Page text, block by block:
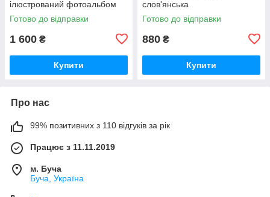
ілюстрований фотоальбом
Готово до відправки
1 600 ₴
Купити
слов'янська
Готово до відправки
880 ₴
Купити
Про нас
99% позитивних з 110 відгуків за рік
Працює з 11.11.2019
м. Буча
Буча, Україна